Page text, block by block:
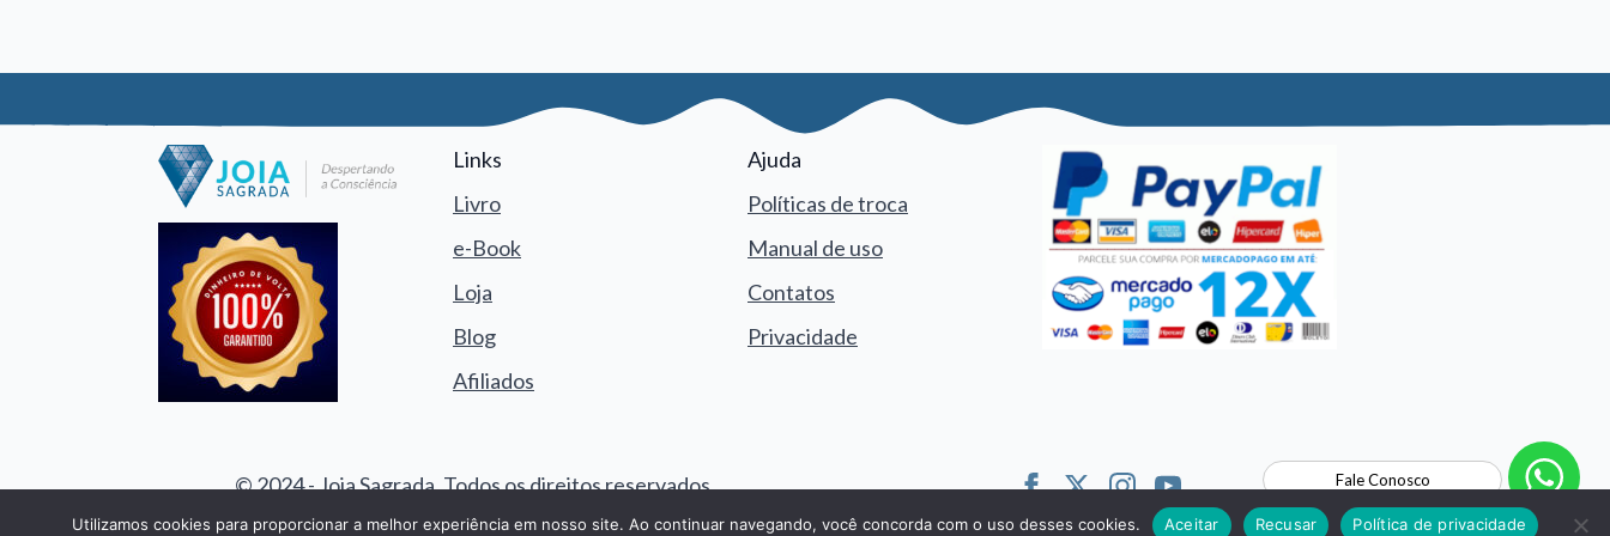
Fale Conosco
Links
Livro
e-Book
Loja
Blog
Afiliados
Ajuda
Políticas de troca
Manual de uso
Contatos
Privacidade
© 2024 - Joia Sagrada. Todos os direitos reservados
Utilizamos cookies para proporcionar a melhor experiência em nosso site. Ao continuar navegando, você concorda com o uso desses cookies. Aceitar Recusar Política de privacidade